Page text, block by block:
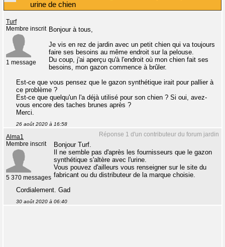
urine de chien
Turf
Membre inscrit
1 message
Bonjour à tous,
Je vis en rez de jardin avec un petit chien qui va toujours
faire ses besoins au même endroit sur la pelouse.
Du coup, j'ai aperçu qu'à l'endroit où mon chien fait ses
besoins, mon gazon commence à brûler.
Est-ce que vous pensez que le gazon synthétique irait pour pallier à
ce problème ?
Est-ce que quelqu'un l'a déjà utilisé pour son chien ? Si oui, avez-
vous encore des taches brunes après ?
Merci.
26 août 2020 à 16:58
Réponse 1 d'un contributeur du forum jardin
Alma1
Membre inscrit
5 370 messages
Bonjour Turf.
Il ne semble pas d'après les fournisseurs que le gazon
synthétique s'altère avec l'urine.
Vous pouvez d'ailleurs vous renseigner sur le site du
fabricant ou du distributeur de la marque choisie.
Cordialement. Gad
30 août 2020 à 06:40